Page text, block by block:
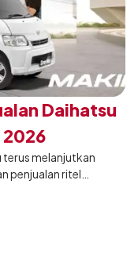
Daihatsu
2026
terus melanjutkan
penjualan ritel
tersebut tumbuh
lalu sebanyak
bulan Juni 2026 lalu.